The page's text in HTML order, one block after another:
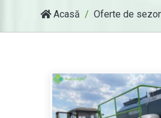
Acasă Oferte de